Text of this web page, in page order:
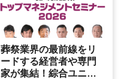
葬祭業界の最前線をリ
ードする経営者や専門
家が集結！綜合ユニコ